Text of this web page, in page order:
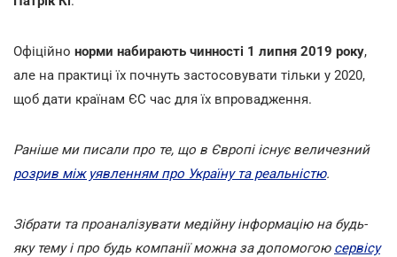
Офіційно норми набирають чинності 1 липня 2019 року,
але на практиці їх почнуть застосовувати тільки у 2020,
щоб дати країнам ЄС час для їх впровадження.
Раніше ми писали про те, що в Європі існує величезний
розрив між уявленням про Україну та реальністю.
Зібрати та проаналізувати медійну інформацію на будь-
яку тему і про будь компанії можна за допомогою сервісу